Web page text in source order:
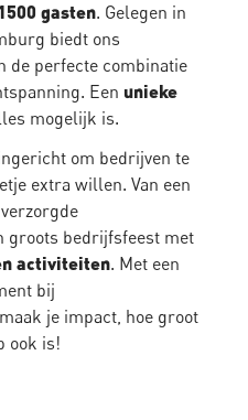
gasten. Gelegen in
biedt ons
de perfecte combinatie
Een unieke
mogelijk is.
om bedrijven te
extra willen. Van een
groots bedrijfsfeest met
activiteiten. Met een
bij
je impact, hoe groot
ook is!